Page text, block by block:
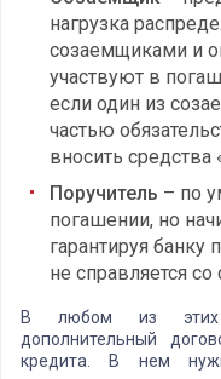
нагрузка
созаемщиками и
участвуют в
если один из
частью
вносить средства
Поручитель – по
погашении, но
гарантируя
не справляется
В любом из этих
дополнительный
кредита. В нем